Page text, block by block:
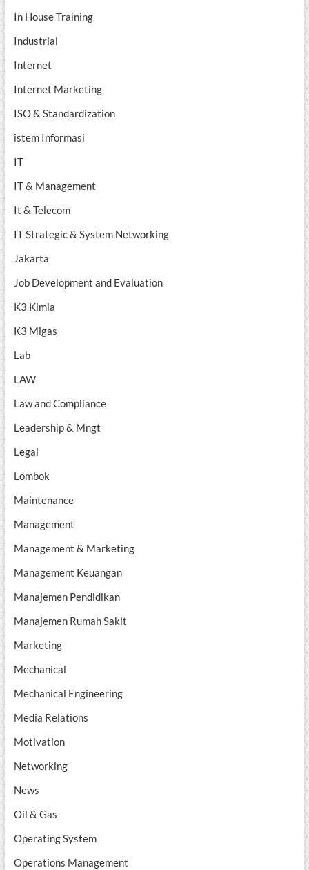
In House Training
Industrial
Internet
Internet Marketing
ISO & Standardization
istem Informasi
IT
IT & Management
It & Telecom
IT Strategic & System Networking
Jakarta
Job Development and Evaluation
K3 Kimia
K3 Migas
Lab
LAW
Law and Compliance
Leadership & Mngt
Legal
Lombok
Maintenance
Management
Management & Marketing
Management Keuangan
Manajemen Pendidikan
Manajemen Rumah Sakit
Marketing
Mechanical
Mechanical Engineering
Media Relations
Motivation
Networking
News
Oil & Gas
Operating System
Operations Management